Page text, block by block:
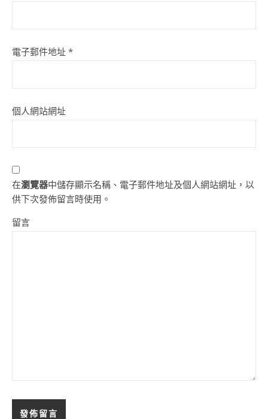
電子郵件地址 *
個人網站網址
在瀏覽器中儲存顯示名稱、電子郵件地址及個人網站網址，以
供下次發佈留言時使用。
留言